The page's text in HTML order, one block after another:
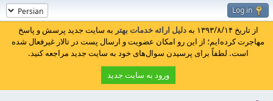
Log in
از تاریخ ۱۳۹۳/۸/۱۴ به دلیل ارائه خدمات بهتر به سایت جدید پرسش و پاسخ
مهاجرت کرده‌ایم؛ از این رو امکان عضویت و ارسال پست در تالار غیرفعال شده
است. لطفاً برای پرسیدن سوال‌های خود به سایت جدید مراجعه کنید.
ورود به سایت جدید